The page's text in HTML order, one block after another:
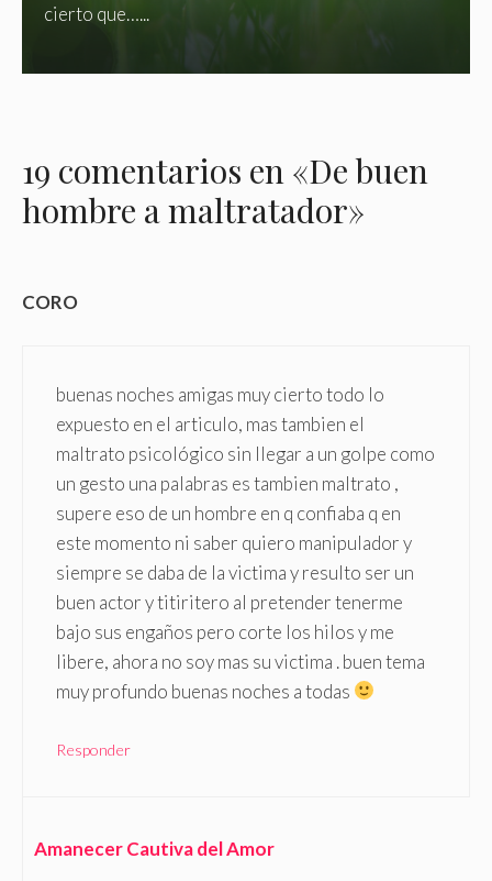
cierto que…...
19 comentarios en «De buen
hombre a maltratador»
CORO
buenas noches amigas muy cierto todo lo
expuesto en el articulo, mas tambien el
maltrato psicológico sin llegar a un golpe como
un gesto una palabras es tambien maltrato ,
supere eso de un hombre en q confiaba q en
este momento ni saber quiero manipulador y
siempre se daba de la victima y resulto ser un
buen actor y titiritero al pretender tenerme
bajo sus engaños pero corte los hilos y me
libere, ahora no soy mas su victima . buen tema
muy profundo buenas noches a todas
Responder
Amanecer Cautiva del Amor